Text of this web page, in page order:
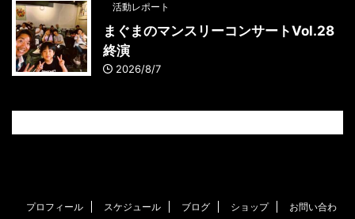
活動レポート
まぐまのマンスリーコンサートVol.28
終演
2026/8/7
プロフィール スケジュール ブログ ショップ
お問い合わ